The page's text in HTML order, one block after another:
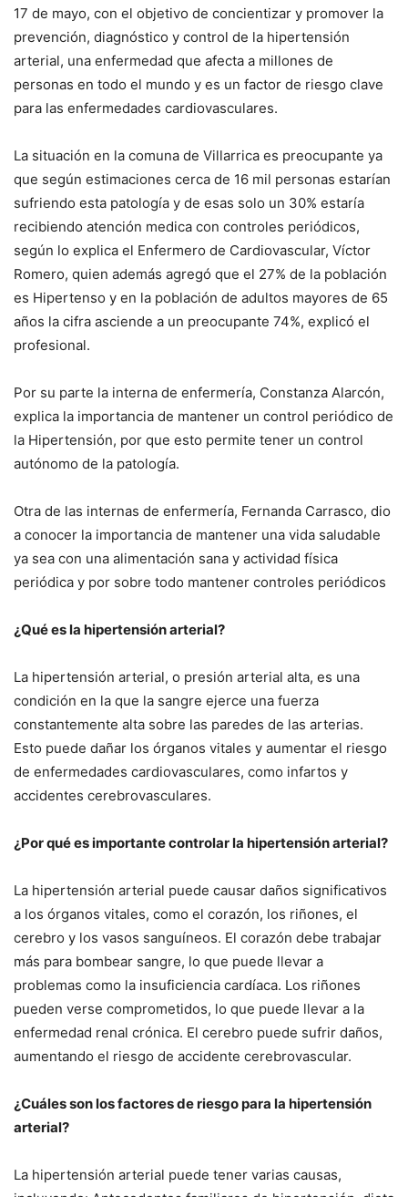
17 de mayo, con el objetivo de concientizar y promover la
prevención, diagnóstico y control de la hipertensión
arterial, una enfermedad que afecta a millones de
personas en todo el mundo y es un factor de riesgo clave
para las enfermedades cardiovasculares.
La situación en la comuna de Villarrica es preocupante ya
que según estimaciones cerca de 16 mil personas estarían
sufriendo esta patología y de esas solo un 30% estaría
recibiendo atención medica con controles periódicos,
según lo explica el Enfermero de Cardiovascular, Víctor
Romero, quien además agregó que el 27% de la población
es Hipertenso y en la población de adultos mayores de 65
años la cifra asciende a un preocupante 74%, explicó el
profesional.
Por su parte la interna de enfermería, Constanza Alarcón,
explica la importancia de mantener un control periódico de
la Hipertensión, por que esto permite tener un control
autónomo de la patología.
Otra de las internas de enfermería, Fernanda Carrasco, dio
a conocer la importancia de mantener una vida saludable
ya sea con una alimentación sana y actividad física
periódica y por sobre todo mantener controles periódicos
¿Qué es la hipertensión arterial?
La hipertensión arterial, o presión arterial alta, es una
condición en la que la sangre ejerce una fuerza
constantemente alta sobre las paredes de las arterias.
Esto puede dañar los órganos vitales y aumentar el riesgo
de enfermedades cardiovasculares, como infartos y
accidentes cerebrovasculares.
¿Por qué es importante controlar la hipertensión arterial?
La hipertensión arterial puede causar daños significativos
a los órganos vitales, como el corazón, los riñones, el
cerebro y los vasos sanguíneos. El corazón debe trabajar
más para bombear sangre, lo que puede llevar a
problemas como la insuficiencia cardíaca. Los riñones
pueden verse comprometidos, lo que puede llevar a la
enfermedad renal crónica. El cerebro puede sufrir daños,
aumentando el riesgo de accidente cerebrovascular.
¿Cuáles son los factores de riesgo para la hipertensión
arterial?
La hipertensión arterial puede tener varias causas,